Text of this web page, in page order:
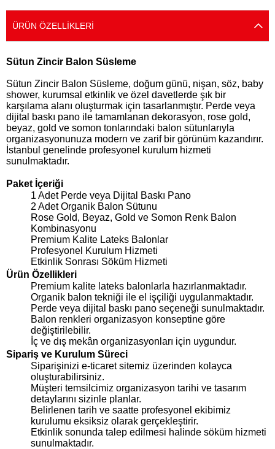
ÜRÜN ÖZELLIKLERI
Sütun Zincir Balon Süsleme
Sütun Zincir Balon Süsleme, doğum günü, nişan, söz, baby
shower, kurumsal etkinlik ve özel davetlerde şık bir
karşılama alanı oluşturmak için tasarlanmıştır. Perde veya
dijital baskı pano ile tamamlanan dekorasyon, rose gold,
beyaz, gold ve somon tonlarındaki balon sütunlarıyla
organizasyonunuza modern ve zarif bir görünüm kazandırır.
İstanbul genelinde profesyonel kurulum hizmeti
sunulmaktadır.
Paket İçeriği
1 Adet Perde veya Dijital Baskı Pano
2 Adet Organik Balon Sütunu
Rose Gold, Beyaz, Gold ve Somon Renk Balon
Kombinasyonu
Premium Kalite Lateks Balonlar
Profesyonel Kurulum Hizmeti
Etkinlik Sonrası Söküm Hizmeti
Ürün Özellikleri
Premium kalite lateks balonlarla hazırlanmaktadır.
Organik balon tekniği ile el işçiliği uygulanmaktadır.
Perde veya dijital baskı pano seçeneği sunulmaktadır.
Balon renkleri organizasyon konseptine göre
değiştirilebilir.
İç ve dış mekân organizasyonları için uygundur.
Sipariş ve Kurulum Süreci
Siparişinizi e-ticaret sitemiz üzerinden kolayca
oluşturabilirsiniz.
Müşteri temsilcimiz organizasyon tarihi ve tasarım
detaylarını sizinle planlar.
Belirlenen tarih ve saatte profesyonel ekibimiz
kurulumu eksiksiz olarak gerçekleştirir.
Etkinlik sonunda talep edilmesi halinde söküm hizmeti
sunulmaktadır.